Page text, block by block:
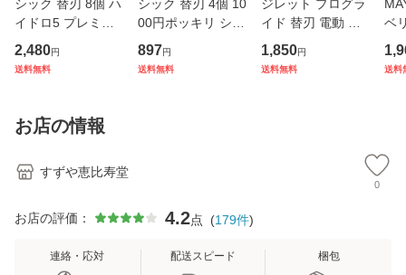
シック 替刃 8個 ハ
イドロ5 プレミア
ム 敏感肌 替刃8個
シック 替え刃 5枚
カミソリ シック 替
刃 プレ
2,480円
送料無料
シック 替刃 4個 10
00円ポッキリ シッ
ク ハイドロ5 替刃
カミソリ 替え刃 5
897円
送料無料
ジレット プログラ
イド 替刃 電動 タ
イプ 4個 正規品 ジ
レット 替刃 5枚刃
1,850円
送料無料
ベ
ー
デ
送料
お店の情報
すずや恵比寿堂
0
お店の評価： 4.2点 (179件)
連絡・応対 配送スピード 梱包